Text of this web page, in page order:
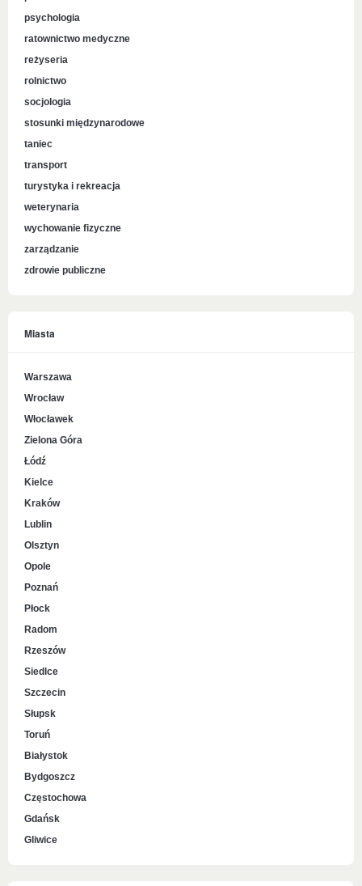
psychologia
ratownictwo medyczne
reżyseria
rolnictwo
socjologia
stosunki międzynarodowe
taniec
transport
turystyka i rekreacja
weterynaria
wychowanie fizyczne
zarządzanie
zdrowie publiczne
Miasta
Warszawa
Wrocław
Włocławek
Zielona Góra
Łódź
Kielce
Kraków
Lublin
Olsztyn
Opole
Poznań
Płock
Radom
Rzeszów
Siedlce
Szczecin
Słupsk
Toruń
Białystok
Bydgoszcz
Częstochowa
Gdańsk
Gliwice